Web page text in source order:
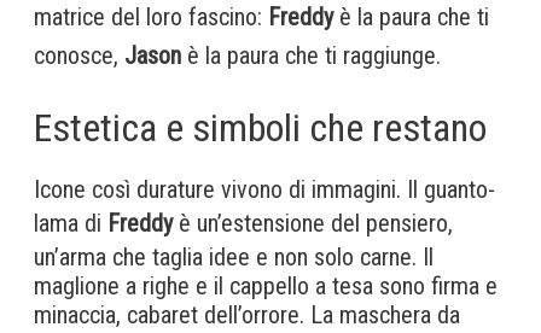
matrice del loro fascino: Freddy è la paura che ti
conosce, Jason è la paura che ti raggiunge.
Estetica e simboli che restano
Icone così durature vivono di immagini. Il guanto-
lama di Freddyè un’estensione del pensiero,
un’arma che taglia idee e non solo carne. Il
maglione a righe e il cappello a tesa sono firma e
minaccia, cabaret dell’orrore. La maschera da